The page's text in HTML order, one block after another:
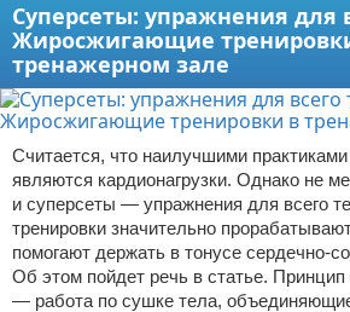
Суперсеты: упражнения для
Жиросжигающие
тренажерном зале
Считается, что наилучшими
являются кардионагрузки. Однако не
и суперсеты — упражнения для всего
тренировки значительно
помогают держать в тонусе сердечно-
Об этом пойдет речь в статье. Принцип
— работа по сушке тела,